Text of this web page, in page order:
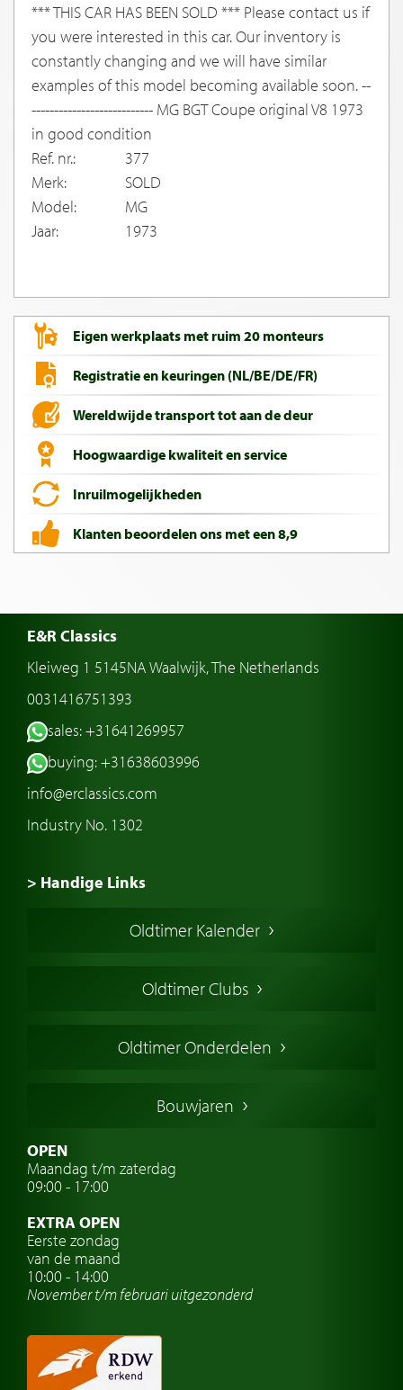
*** THIS CAR HAS BEEN SOLD *** Please contact us if
you were interested in this car. Our inventory is
constantly changing and we will have similar
examples of this model becoming available soon. --
--------------------------- MG BGT Coupe original V8 1973
in good condition
Ref. nr.:
377
Merk:
SOLD
Model:
MG
Jaar:
1973
Eigen werkplaats met ruim 20 monteurs
Registratie en keuringen (NL/BE/DE/FR)
Wereldwijde transport tot aan de deur
Hoogwaardige kwaliteit en service
Inruilmogelijkheden
Klanten beoordelen ons met een 8,9
E&R Classics
Kleiweg 1 5145NA Waalwijk, The Netherlands
0031416751393
sales: +31641269957
buying: +31638603996
info@erclassics.com
Industry No. 1302
> Handige Links
Amerikaanse oldtimers
Franse oldtimers
Zweedse oldtimers
Oldtimer verzekering
Oldtimer reizen
Oldtimerwerkplaats
Automerk horloges
Classic cars Nederland
Oldtimer Kalender
Oldtimer Clubs
Oldtimer Onderdelen
Bouwjaren
OPEN
Maandag t/m zaterdag
09:00 - 17:00
EXTRA OPEN
Eerste zondag
van de maand
10:00 - 14:00
November t/m februariuitgezonderd